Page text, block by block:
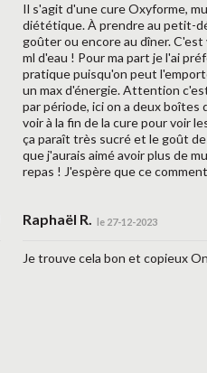
Il s'agit d'une cure Oxyforme,
diététique. À prendre au petit-
goûter ou encore au dîner.
ml d'eau ! Pour ma part je l'ai
pratique puisqu'on peut
un max d'énergie. Attention
par période, ici on a deux
voir à la fin de la cure pour voir
ça paraît très sucré et le goût
que j'aurais aimé avoir plus de
repas ! J'espère que ce
Raphaël R. le 27-12-2023
Je trouve cela bon et copieux